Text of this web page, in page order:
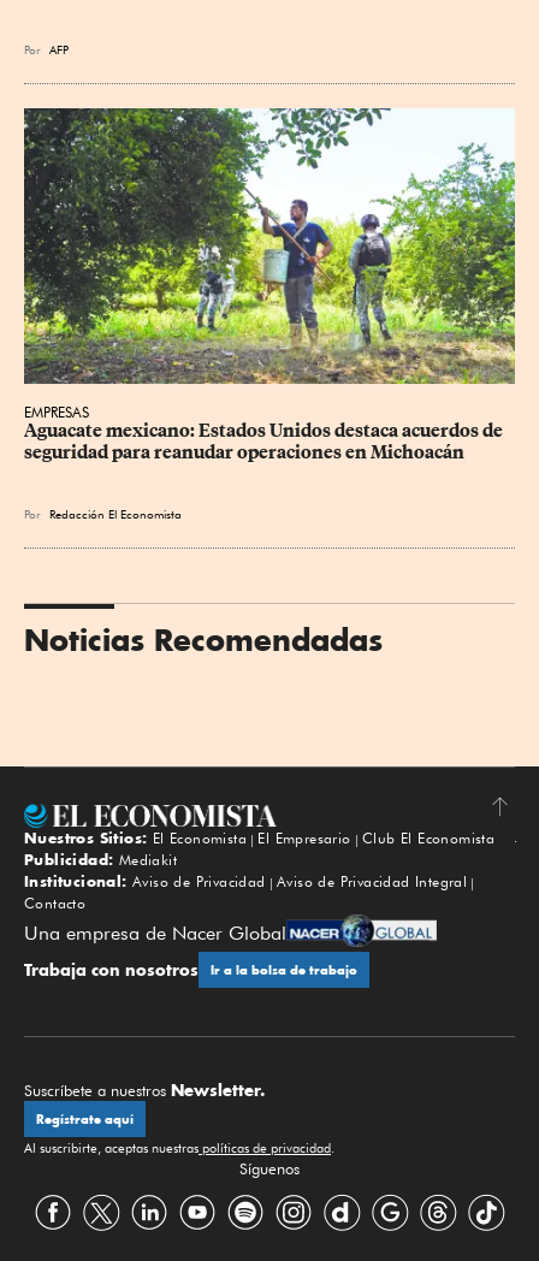
Por AFP
EMPRESAS
Aguacate mexicano: Estados Unidos destaca acuerdos de
seguridad para reanudar operaciones en Michoacán
Por Redacción El Economista
Noticias Recomendadas
Subir
Nuestros Sitios: El Economista El Empresario
Club El Economista
Publicidad: Mediakit
Institucional: Aviso de Privacidad
Aviso de Privacidad Integral
Contacto
Una empresa de Nacer Global
Trabaja con nosotros Ir a la bolsa de trabajo
Suscríbete a nuestros Newsletter.
Regístrate aquí
Al suscribirte, aceptas nuestras políticas de privacidad.
Síguenos